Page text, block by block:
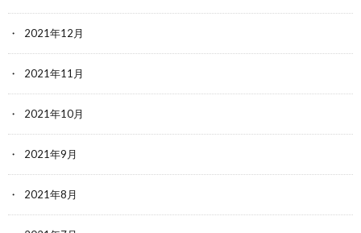
2021年12月
2021年11月
2021年10月
2021年9月
2021年8月